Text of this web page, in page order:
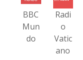
BBC
Mun
do
Radi
o
Vatic
ano